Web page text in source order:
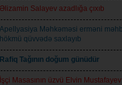
Əlizamin Salayev azadlığa çıxıb
Apellyasiya Məhkəməsi erməni
hökmü qüvvədə saxlayıb
Rafiq Tağının doğum günüdür
İşçi Masasının üzvü Elvin